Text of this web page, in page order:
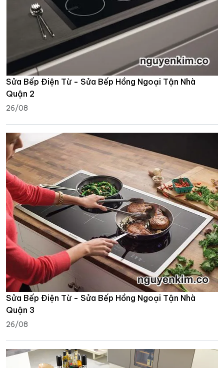
Sửa Bếp Điện Từ - Sửa Bếp Hồng Ngoại Tận Nhà
Quận 2
26/08
Sửa Bếp Điện Từ - Sửa Bếp Hồng Ngoại Tận Nhà
Quận 3
26/08